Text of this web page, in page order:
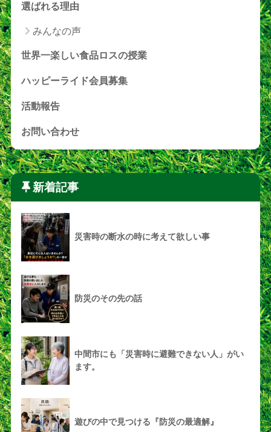
選ばれる理由
みんなの声
世界一楽しい食品ロスの授業
ハッピーライド会員募集
活動報告
お問い合わせ
新着記事
災害時の断水の時に考えて欲しい事
防災のその先の話
中間市にも「災害時に避難できない人」がい
ます。
遊びの中で見つける『防災の最適解』